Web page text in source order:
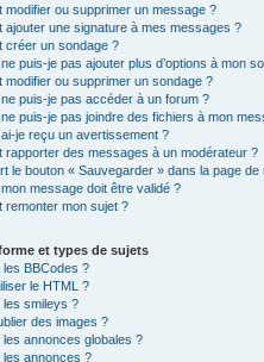
modifier ou supprimer un message ?
ajouter une signature à mes messages ?
créer un sondage ?
puis-je pas ajouter plus d’options à mon
modifier ou supprimer un sondage ?
puis-je pas accéder à un forum ?
puis-je pas joindre des fichiers à mon
je reçu un avertissement ?
rapporter des messages à un modérateur ?
le bouton « Sauvegarder » dans la page
message doit être validé ?
remonter mon sujet ?
et types de sujets
BBCodes ?
le HTML ?
les smileys ?
des images ?
annonces globales ?
les annonces ?